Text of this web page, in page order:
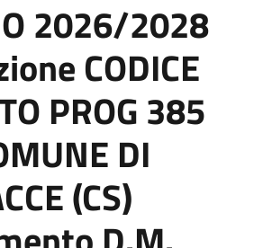
2026/2028
CODICE
PROG 385
DI
(CS)